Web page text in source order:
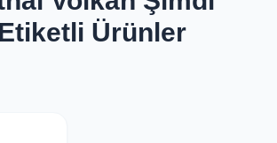
Ürünler